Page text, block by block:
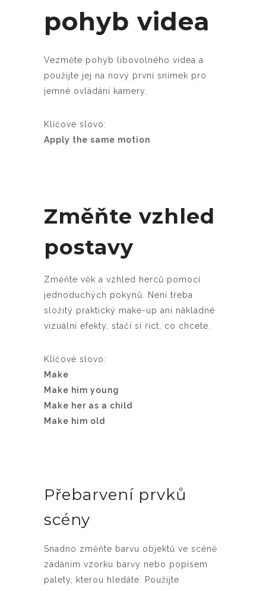
pohyb videa
Vezměte pohyb libovolného videa a
použijte jej na nový první snímek pro
jemné ovládání kamery.
Klíčové slovo:
Apply the same motion
Změňte vzhled
postavy
Změňte věk a vzhled herců pomocí
jednoduchých pokynů. Není třeba
složitý praktický make-up ani nákladné
vizuální efekty, stačí si říct, co chcete.
Klíčové slovo:
Make
Make him young
Make her as a child
Make him old
Přebarvení prvků
scény
Snadno změňte barvu objektů ve scéně
zadáním vzorku barvy nebo popisem
palety, kterou hledáte.
Použijte